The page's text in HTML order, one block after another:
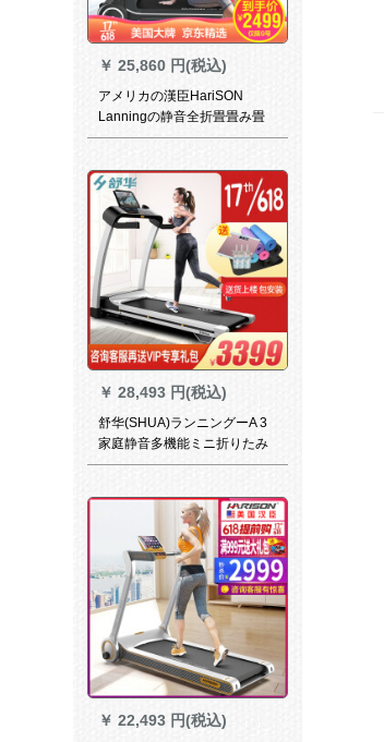
￥ 25,860 円(税込)
アメリカの漢臣HariSON
Lanningの静音全折畳畳み畳
ミニ知能无料レインストール
￥ 28,493 円(税込)
舒华(SHUA)ランニングーA 3
家庭静音多機能ミニ折りたみ
さきリフジットマシンSH-T
￥ 22,493 円(税込)